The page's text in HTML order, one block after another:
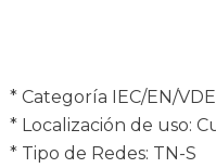
* Categoría IEC/EN/
* Localización de uso:
* Tipo de Redes: TN-S